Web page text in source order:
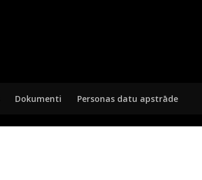
Dokumenti Personas datu apstrāde